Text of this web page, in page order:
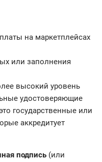
на маркетплейсах
или заполнения
высокий уровень
удостоверяющие
государственные или
аккредитует
подпись (или